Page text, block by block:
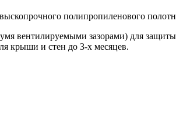
полипропиленового
вентилируемыми зазорами) для
крыши и стен до 3-х месяцев.